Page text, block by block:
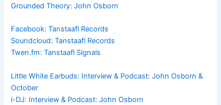
Grounded Theory: John Osborn
Facebook: Tanstaafl Records
Soundcloud: Tanstaafl Records
Twen.fm: Tanstaafl Signals
Little White Earbuds: Interview & Podcast: John Osborn &
October
i-DJ: Interview & Podcast: John Osborn